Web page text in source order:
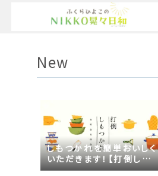
New
しもつかれを簡単おいしく
いただきます！【打倒しも
つかれｓｅａｓｏｎ２】